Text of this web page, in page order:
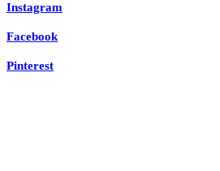
Instagram
Facebook
Pinterest